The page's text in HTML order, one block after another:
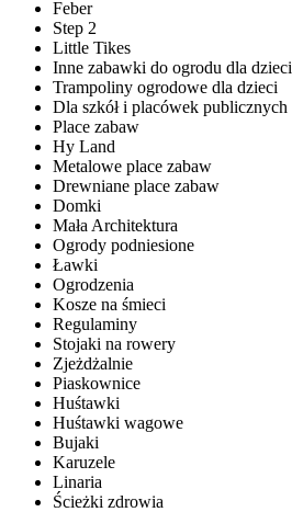
Feber
Step 2
Little Tikes
Inne zabawki do ogrodu dla dzieci
Trampoliny ogrodowe dla dzieci
Dla szkół i placówek publicznych
Place zabaw
Hy Land
Metalowe place zabaw
Drewniane place zabaw
Domki
Mała Architektura
Ogrody podniesione
Ławki
Ogrodzenia
Kosze na śmieci
Regulaminy
Stojaki na rowery
Zjeżdżalnie
Piaskownice
Huśtawki
Huśtawki wagowe
Bujaki
Karuzele
Linaria
Ścieżki zdrowia